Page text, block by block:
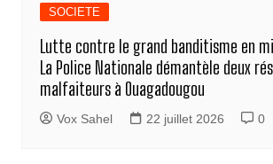
SOCIETE
Lutte contre le grand banditisme en
La Police Nationale démantèle deux
malfaiteurs à Ouagadougou
Vox Sahel 22 juillet 2026 0